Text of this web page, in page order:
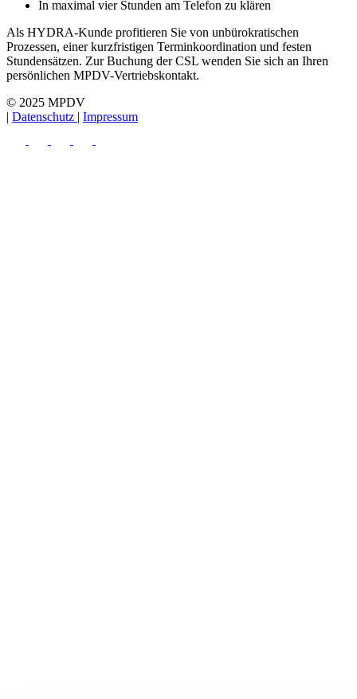
In maximal vier Stunden am Telefon zu klären
Als HYDRA-Kunde profitieren Sie von unbürokratischen
Prozessen, einer kurzfristigen Terminkoordination und festen
Stundensätzen. Zur Buchung der CSL wenden Sie sich an Ihren
persönlichen MPDV-Vertriebskontakt.
© 2025 MPDV
| Datenschutz | Impressum